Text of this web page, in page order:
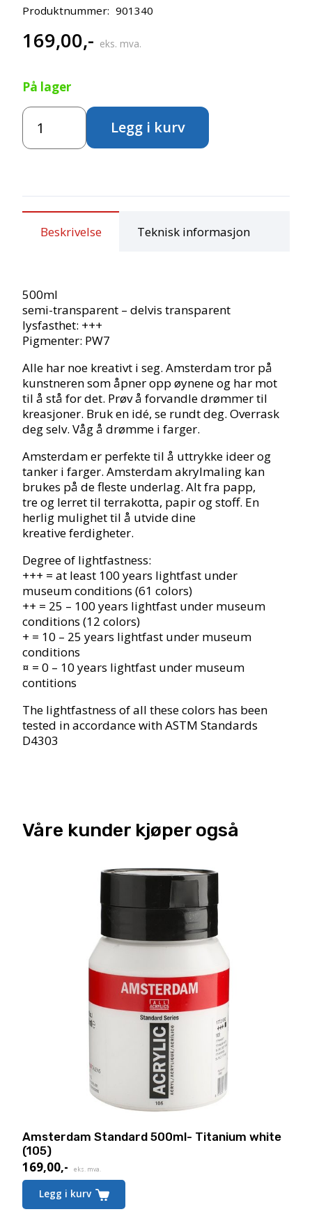
Produktnummer: 901340
169,00,- eks. mva.
På lager
Amsterdam
Standard
500ml-
Legg i kurv
Beskrivelse Teknisk informasjon
500ml
semi-transparent – delvis transparent
lysfasthet: +++
Pigmenter: PW7
Alle har noe kreativt i seg. Amsterdam tror på
kunstneren som åpner opp øynene og har mot
til å stå for det. Prøv å forvandle drømmer til
kreasjoner. Bruk en idé, se rundt deg. Overrask
deg selv. Våg å drømme i farger.
Amsterdam er perfekte til å uttrykke ideer og
tanker i farger. Amsterdam akrylmaling kan
brukes på de fleste underlag. Alt fra papp,
tre og lerret til terrakotta, papir og stoff. En
herlig mulighet til å utvide dine
kreative ferdigheter.
Degree of lightfastness:
+++ = at least 100 years lightfast under
museum conditions (61 colors)
++ = 25 – 100 years lightfast under museum
conditions (12 colors)
+ = 10 – 25 years lightfast under museum
conditions
¤ = 0 – 10 years lightfast under museum
contitions
The lightfastness of all these colors has been
tested in accordance with ASTM Standards
D4303
Våre kunder kjøper også
Amsterdam Standard 500ml- Titanium white
(105)
169,00,- eks. mva.
Legg i kurv